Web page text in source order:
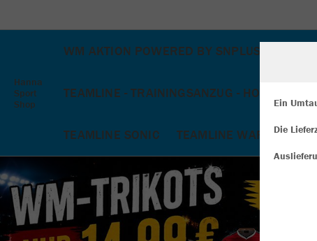
Hanna
Sport
Shop
WM AKTION POWERED BY SNPLUS
TEAMLINE - TRAININGSANZUG - HOSEN
TEAMLINE SONIC TEAMLINE WARDROBE
Ein
Die